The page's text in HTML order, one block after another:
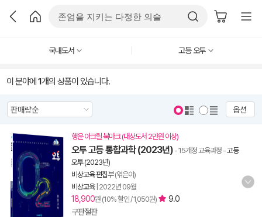
국내도서 고등 오투
이 분야에 1개의 상품이 있습니다.
옵션
행운 아크릴 북마크 (대상도서 2만원 이상)
오투 고등 통합과학 (2023년) - 15개정 교육과정 -고등
오투 (2023년)
비상교육 편집부(엮은이)
비상교육| 2022년 09월
18,900원 (10% 할인 / 1,050원)
9.0
구판절판